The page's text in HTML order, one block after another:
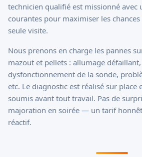
technicien qualifié est missionné avec
courantes pour maximiser les
seule visite.
Nous prenons en charge les pannes
mazout et pellets : allumage
dysfonctionnement de la sonde,
etc. Le diagnostic est réalisé sur place
soumis avant tout travail. Pas de
majoration en soirée — un tarif
réactif.